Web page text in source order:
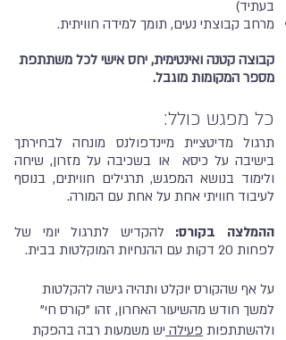
בעתיד)
מרחב קבוצתי נעים, תומך למידה חוויתית.
קבוצה קטנה ואינטימית, יחס אישי לכל משתתפת
מספר המקומות מוגבל.
כל מפגש כולל:
תרגול מדיטציית מיינדפולנס מונחה לבחירתך
בישיבה על כיסא או בשכיבה על מזרון, שיחה
ולימוד בנושא המפגש, תרגילים חוויתים, בנוסף
לעיבוד חוויתי אחת על אחת עם המורה.
ההמלצה בקורס: להקדיש לתרגול יומי של
לפחות 20 דקות עם ההנחיות המוקלטות בבית.
על אף שהקורס יוקלט ותהיה גישה להקלטות
למשך חודש מהשיעור האחרון, זהו "קורס חי"
ולהשתתפות פעילה יש משמעות רבה בהפקת